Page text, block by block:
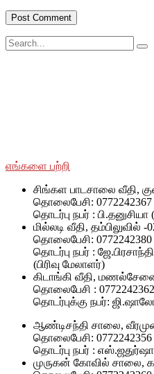
எங்களை பற்றி
சிங்கள பாடசாலை வீதி,
தொலைபேசி: 0772242367
தொடர்பு நபர் : பி.தனுசியா
மில்லடி வீதி, தம்பிலுவில் -
தொலைபேசி: 0772242380
தொடர்பு நபர் :
(பிரிவு மேலாளர்)
கிடாங்கி வீதி,
தொலைபேசி : 0772242362
தொடர்புக்கு நபர்:
ஆண்டிசந்தி சாலை,
தொலைபேசி: 0772242356
தொடர்பு நபர் : எஸ்.ஜதுர்ஷா
முருகன் கோவில் சாலை,